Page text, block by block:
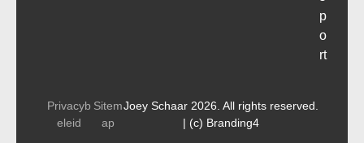
p
o
rt
Joey Schaar 2026. All rights reserved.
| (c) Branding4
Privacyb
eleid
Sitem
ap